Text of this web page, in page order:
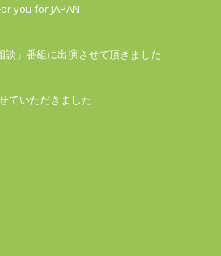
you for JAPAN
談」番組に出演させて頂きました
ていただきました